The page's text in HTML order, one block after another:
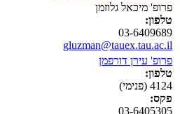
פרופ' מיכאל גלוזמן
טלפון:
03-6409689
gluzman@tauex.tau.ac.il
פרופ' עירן דורפמן
טלפון:
4124 (פנימי)
פקס:
03-6405305